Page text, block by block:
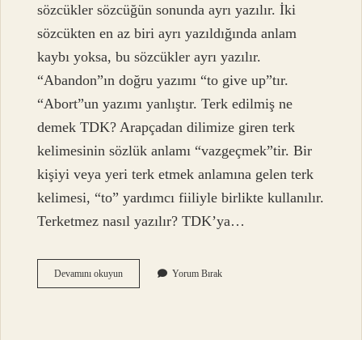
sözcükler sözcüğün sonunda ayrı yazılır. İki
sözcükten en az biri ayrı yazıldığında anlam
kaybı yoksa, bu sözcükler ayrı yazılır.
“Abandon”ın doğru yazımı “to give up”tır.
“Abort”un yazımı yanlıştır. Terk edilmiş ne
demek TDK? Arapçadan dilimize giren terk
kelimesinin sözlük anlamı “vazgeçmek”tir. Bir
kişiyi veya yeri terk etmek anlamına gelen terk
kelimesi, “to” yardımcı fiiliyle birlikte kullanılır.
Terketmez nasıl yazılır? TDK’ya…
Devamını okuyunTerkediyorum
Nasıl
Yorum Bırak